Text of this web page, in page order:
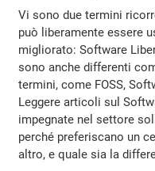
Vi sono due termini
può liberamente essere
migliorato: Software
sono anche differenti
termini, come FOSS,
Leggere articoli sul
impegnate nel settore
perché preferiscano un
altro, e quale sia la